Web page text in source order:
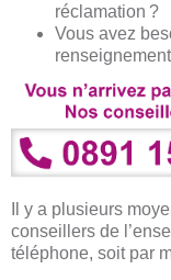
réclamation ?
Vous avez
Il y a plusieurs
conseillers de
téléphone, soit par